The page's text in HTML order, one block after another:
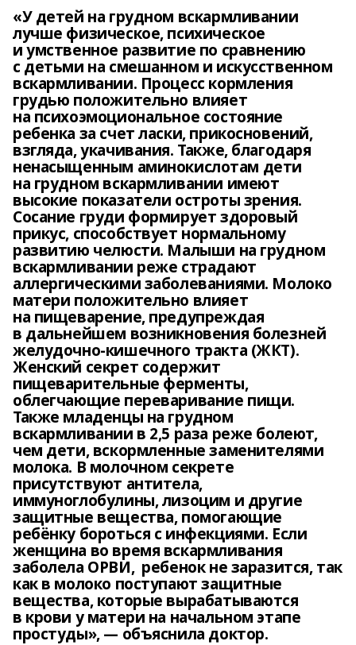
«У детей на грудном вскармливании
лучше физическое, психическое
и умственное развитие по сравнению
с детьми на смешанном и искусственном
вскармливании. Процесс кормления
грудью положительно влияет
на психоэмоциональное состояние
ребенка за счет ласки, прикосновений,
взгляда, укачивания. Также, благодаря
ненасыщенным аминокислотам дети
на грудном вскармливании имеют
высокие показатели остроты зрения.
Сосание груди формирует здоровый
прикус, способствует нормальному
развитию челюсти. Малыши на грудном
вскармливании реже страдают
аллергическими заболеваниями. Молоко
матери положительно влияет
на пищеварение, предупреждая
в дальнейшем возникновения болезней
желудочно-кишечного тракта (ЖКТ).
Женский секрет содержит
пищеварительные ферменты,
облегчающие переваривание пищи.
Также младенцы на грудном
вскармливании в 2,5 раза реже болеют,
чем дети, вскормленные заменителями
молока. В молочном секрете
присутствуют антитела,
иммуноглобулины, лизоцим и другие
защитные вещества, помогающие
ребёнку бороться с инфекциями. Если
женщина во время вскармливания
заболела ОРВИ, ребенок не заразится, так
как в молоко поступают защитные
вещества, которые вырабатываются
в крови у матери на начальном этапе
простуды», — объяснила доктор.